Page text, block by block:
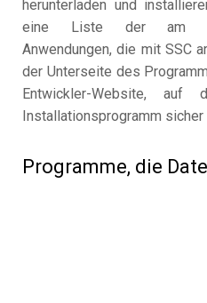
herunterladen und
eine Liste der am
Anwendungen, die mit SSC
der Unterseite des
Entwickler-Website,
Installationsprogramm sicher
Programme, die